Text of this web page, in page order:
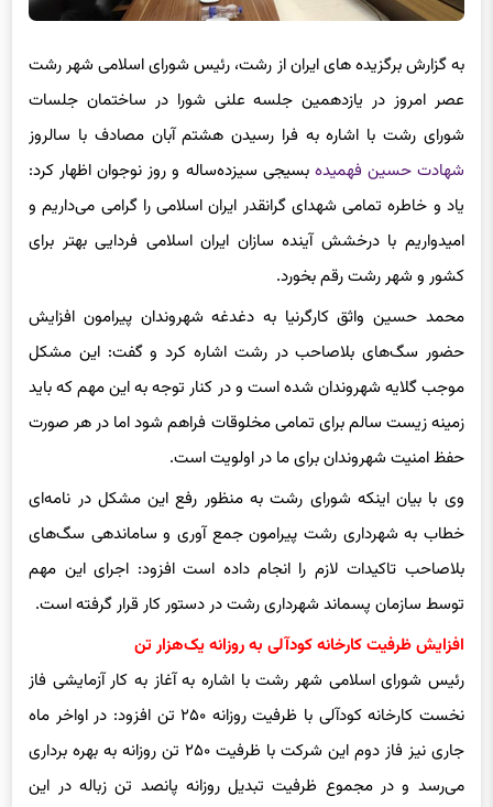
به گزارش برگزیده های ایران از رشت، رئیس شورای اسلامی شهر رشت
عصر امروز در یازدهمین جلسه علنی شورا در ساختمان جلسات
شورای رشت با اشاره به فرا رسیدن هشتم آبان مصادف با سالروز
شهادت حسین فهمیده بسیجی سیزده‌ساله و روز نوجوان اظهار کرد:
یاد و خاطره تمامی شهدای گرانقدر ایران اسلامی را گرامی می‌داریم و
امیدواریم با درخشش آینده سازان ایران اسلامی فردایی بهتر برای
کشور و شهر رشت رقم بخورد.
محمد حسین واثق کارگرنیا به دغدغه شهروندان پیرامون افزایش
حضور سگ‌های بلاصاحب در رشت اشاره کرد و گفت: این مشکل
موجب گلایه شهروندان شده است و در کنار توجه به این مهم که باید
زمینه زیست سالم برای تمامی مخلوقات فراهم شود اما در هر صورت
حفظ امنیت شهروندان برای ما در اولویت است.
وی با بیان اینکه شورای رشت به منظور رفع این مشکل در نامه‌ای
خطاب به شهرداری رشت پیرامون جمع آوری و ساماندهی سگ‌های
بلاصاحب تاکیدات لازم را انجام داده است افزود: اجرای این مهم
توسط سازمان پسماند شهرداری رشت در دستور کار قرار گرفته است.
افزایش ظرفیت کارخانه کودآلی به روزانه یک‌هزار تن
رئیس شورای اسلامی شهر رشت با اشاره به آغاز به کار آزمایشی فاز
نخست کارخانه کودآلی با ظرفیت روزانه ۲۵۰ تن افزود: در اواخر ماه
جاری نیز فاز دوم این شرکت با ظرفیت ۲۵۰ تن روزانه به بهره برداری
می‌رسد و در مجموع ظرفیت تبدیل روزانه پانصد تن زباله در این